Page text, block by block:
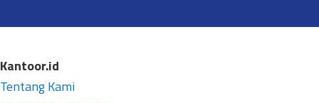
Kantoor.id
Tentang Kami